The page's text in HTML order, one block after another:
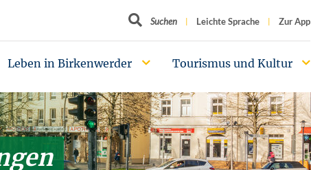
Suchbegriff
Suchen Leichte Sprache Zur App
Leben in Birkenwerder Tourismus und Kultur